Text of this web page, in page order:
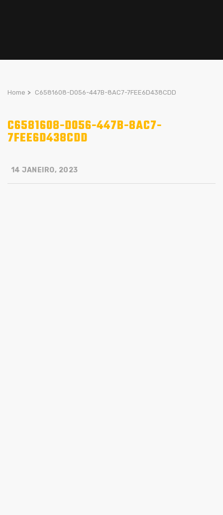
Home > C6581608-D056-447B-8AC7-7FEE6D438CDD
C6581608-D056-447B-8AC7-
7FEE6D438CDD
14 JANEIRO, 2023